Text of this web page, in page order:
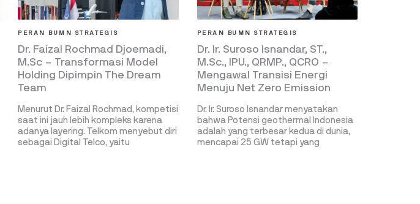
PERAN BUMN STRATEGIS
Dr. Faizal Rochmad Djoemadi,
M.Sc – Transformasi Model
Holding Dipimpin The Dream
Team
Menurut Dr. Faizal Rochmad, kompetisi
saat ini jauh lebih kompleks karena
adanya layering. Telkom menyebut diri
sebagai Digital Telco, yaitu
PERAN BUMN STRATEGIS
Dr. Ir. Suroso Isnandar, ST.,
M.Sc., IPU., QRMP., QCRO –
Mengawal Transisi Energi
Menuju Net Zero Emission
Dr. Ir. Suroso Isnandar menyatakan
bahwa Potensi geothermal Indonesia
adalah yang terbesar kedua di dunia,
mencapai 25 GW tetapi yang